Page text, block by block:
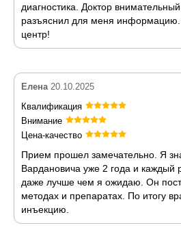
диагностика. Доктор
разъяснил для меня информацию.
центр!
Елена 20.10.2025
Квалификация
Внимание
Цена-качество
Прием прошел замечательно. Я
Вардановича уже 2 года и каждый
даже лучше чем я ожидаю. Он
методах и препаратах. По итогу
инъекцию.